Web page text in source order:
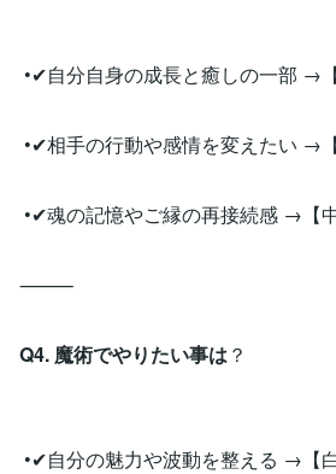
•✔︎自分自身の成長と癒しの一部 →
•✔︎相手の行動や感情を変えたい →
•✔︎魂の記憶やご縁の再接続感 →【中
⸻
Q4. 魔術でやりたい事は？
•✔︎自分の魅力や波動を整える →【白